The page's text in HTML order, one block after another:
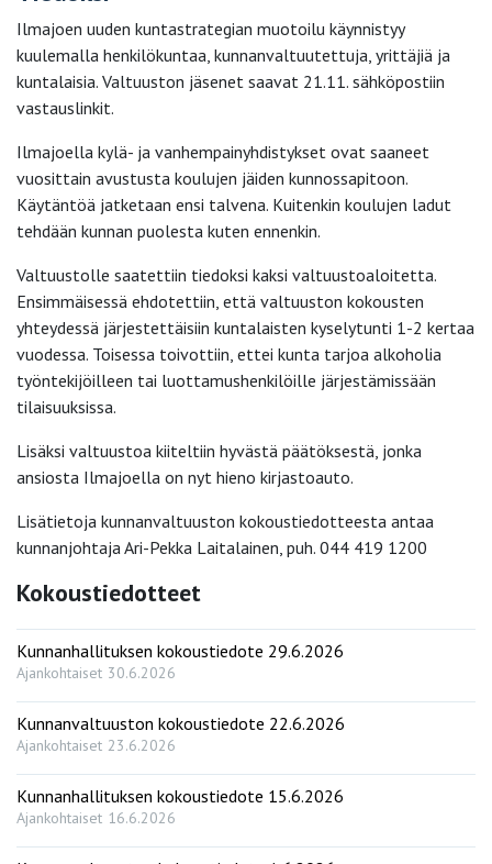
Ilmajoen uuden kuntastrategian muotoilu käynnistyy
kuulemalla henkilökuntaa, kunnanvaltuutettuja, yrittäjiä ja
kuntalaisia. Valtuuston jäsenet saavat 21.11. sähköpostiin
vastauslinkit.
Ilmajoella kylä- ja vanhempainyhdistykset ovat saaneet
vuosittain avustusta koulujen jäiden kunnossapitoon.
Käytäntöä jatketaan ensi talvena. Kuitenkin koulujen ladut
tehdään kunnan puolesta kuten ennenkin.
Valtuustolle saatettiin tiedoksi kaksi valtuustoaloitetta.
Ensimmäisessä ehdotettiin, että valtuuston kokousten
yhteydessä järjestettäisiin kuntalaisten kyselytunti 1-2 kertaa
vuodessa. Toisessa toivottiin, ettei kunta tarjoa alkoholia
työntekijöilleen tai luottamushenkilöille järjestämissään
tilaisuuksissa.
Lisäksi valtuustoa kiiteltiin hyvästä päätöksestä, jonka
ansiosta Ilmajoella on nyt hieno kirjastoauto.
Lisätietoja kunnanvaltuuston kokoustiedotteesta antaa
kunnanjohtaja Ari-Pekka Laitalainen, puh. 044 419 1200
Kokoustiedotteet
Kunnanhallituksen kokoustiedote 29.6.2026
Ajankohtaiset 30.6.2026
Kunnanvaltuuston kokoustiedote 22.6.2026
Ajankohtaiset 23.6.2026
Kunnanhallituksen kokoustiedote 15.6.2026
Ajankohtaiset 16.6.2026